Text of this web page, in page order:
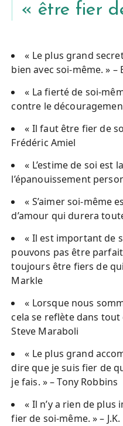
« être fier
« Le plus grand
bien avec soi-même. »
« La fierté de soi-
contre le
« Il faut être fier de
Frédéric Amiel
« L’estime de soi est
l’épanouissement
« S’aimer soi-même
d’amour qui durera
« Il est important de
pouvons pas être
toujours être fiers de
Markle
« Lorsque nous
cela se reflète dans tout
Steve Maraboli
« Le plus grand
dire que je suis fier de
je fais. » – Tony Robbins
« Il n’y a rien de
fier de soi-même. » –